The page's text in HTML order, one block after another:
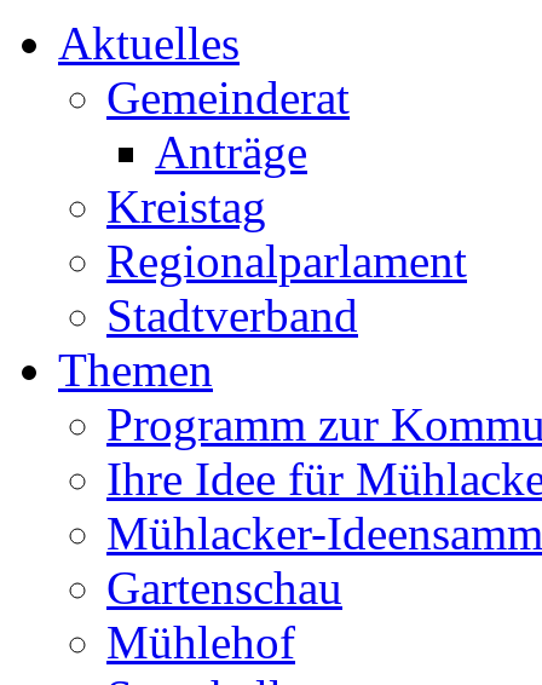
Aktuelles
Gemeinderat
Anträge
Kreistag
Regionalparlament
Stadtverband
Themen
Programm zur
Ihre Idee für
Mühlacker-
Gartenschau
Mühlehof